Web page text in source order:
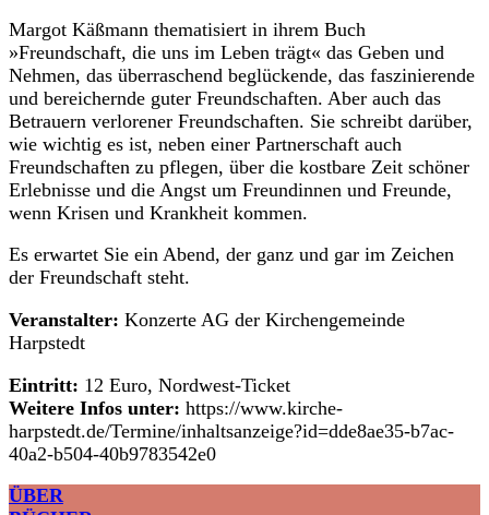
Margot Käßmann thematisiert in ihrem Buch
»Freundschaft, die uns im Leben trägt« das Geben und
Nehmen, das überraschend beglückende, das faszinierende
und bereichernde guter Freundschaften. Aber auch das
Betrauern verlorener Freundschaften. Sie schreibt darüber,
wie wichtig es ist, neben einer Partnerschaft auch
Freundschaften zu pflegen, über die kostbare Zeit schöner
Erlebnisse und die Angst um Freundinnen und Freunde,
wenn Krisen und Krankheit kommen.
Es erwartet Sie ein Abend, der ganz und gar im Zeichen
der Freundschaft steht.
Veranstalter: Konzerte AG der Kirchengemeinde
Harpstedt
Eintritt: 12 Euro, Nordwest-Ticket
Weitere Infos unter: https://www.kirche-
harpstedt.de/Termine/inhaltsanzeige?id=dde8ae35-b7ac-
40a2-b504-40b9783542e0
ÜBER